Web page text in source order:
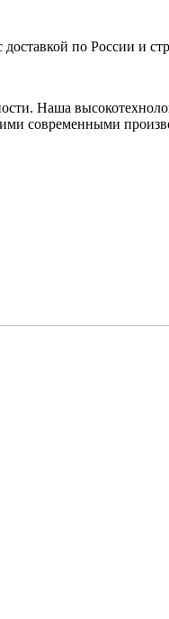
по России и
Наша
современными